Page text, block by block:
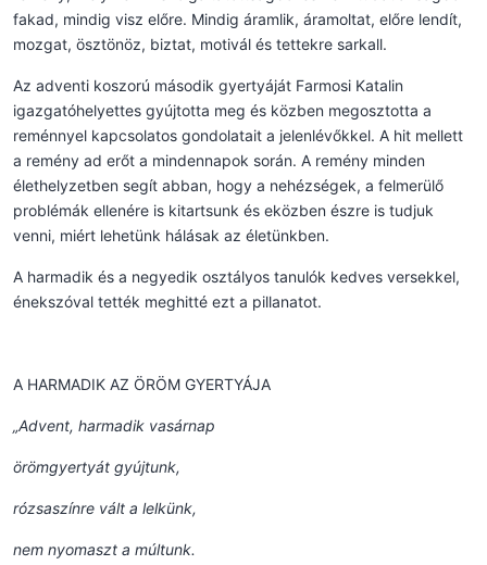
fakad, mindig visz előre. Mindig áramlik, áramoltat, előre lendít,
mozgat, ösztönöz, biztat, motivál és tettekre sarkall.
Az adventi koszorú második gyertyáját Farmosi Katalin
igazgatóhelyettes gyújtotta meg és közben megosztotta a
reménnyel kapcsolatos gondolatait a jelenlévőkkel. A hit mellett
a remény ad erőt a mindennapok során. A remény minden
élethelyzetben segít abban, hogy a nehézségek, a felmerülő
problémák ellenére is kitartsunk és eközben észre is tudjuk
venni, miért lehetünk hálásak az életünkben.
A harmadik és a negyedik osztályos tanulók kedves versekkel,
énekszóval tették meghitté ezt a pillanatot.
A HARMADIK AZ ÖRÖM GYERTYÁJA
„Advent, harmadik vasárnap
örömgyertyát gyújtunk,
rózsaszínre vált a lelkünk,
nem nyomaszt a múltunk.